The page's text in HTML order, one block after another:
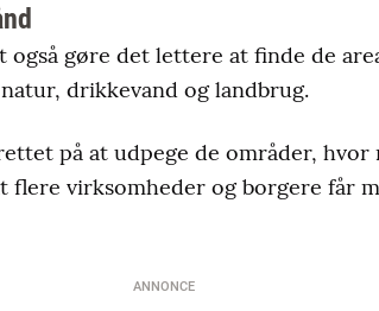
også gøre det lettere at finde de
drikkevand og landbrug.
på at udpege de områder,
flere virksomheder og borgere får
ANNONCE